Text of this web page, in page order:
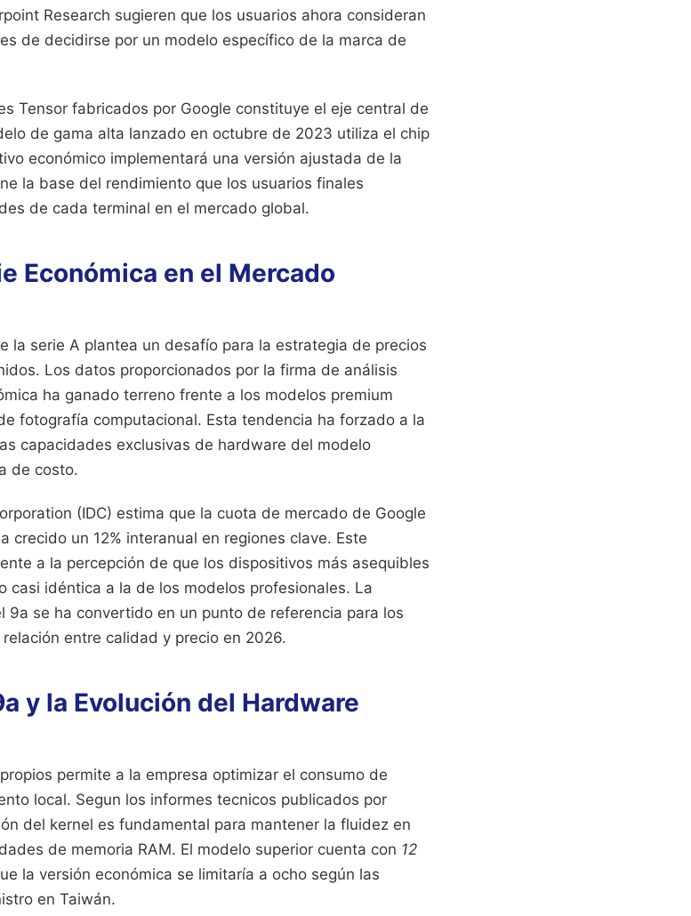
Research sugieren que los usuarios ahora consideran
de decidirse por un modelo específico de la marca de
Tensor fabricados por Google constituye el eje central de
de gama alta lanzado en octubre de 2023 utiliza el chip
económico implementará una versión ajustada de la
la base del rendimiento que los usuarios finales
de cada terminal en el mercado global.
Económica en el Mercado
la serie A plantea un desafío para la estrategia de precios
Los datos proporcionados por la firma de análisis
ha ganado terreno frente a los modelos premium
fotografía computacional. Esta tendencia ha forzado a la
capacidades exclusivas de hardware del modelo
de costo.
(IDC) estima que la cuota de mercado de Google
crecido un 12% interanual en regiones clave. Este
a la percepción de que los dispositivos más asequibles
casi idéntica a la de los modelos profesionales. La
9a se ha convertido en un punto de referencia para los
entre calidad y precio en 2026.
y la Evolución del Hardware
permite a la empresa optimizar el consumo de
local. Segun los informes tecnicos publicados por
del kernel es fundamental para mantener la fluidez en
de memoria RAM. El modelo superior cuenta con 12
la versión económica se limitaría a ocho según las
en Taiwán.